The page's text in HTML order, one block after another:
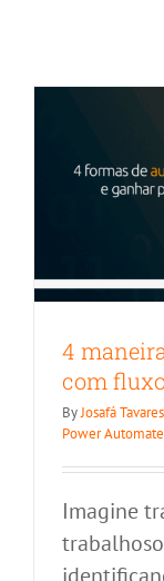
4
com
ByJosafá Tavares
Power Automate
Imagine